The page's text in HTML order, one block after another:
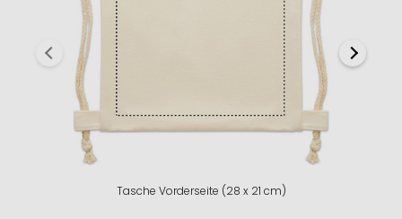
Tasche Vorderseite (28 x 21 cm)